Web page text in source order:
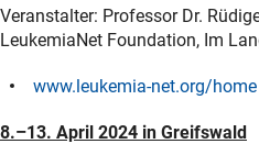
Veranstalter: Professor Dr.
LeukemiaNet Foundation, Im
www.leukemia-net.org/home
8.–13. April 2024 in Greifswald